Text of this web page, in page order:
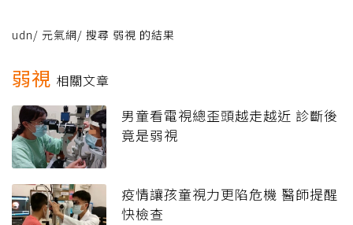
udn/ 元氣網/ 搜尋 弱視 的結果
弱視 相關文章
男童看電視總歪頭越走越近 診斷後
竟是弱視
疫情讓孩童視力更陷危機 醫師提醒
快檢查